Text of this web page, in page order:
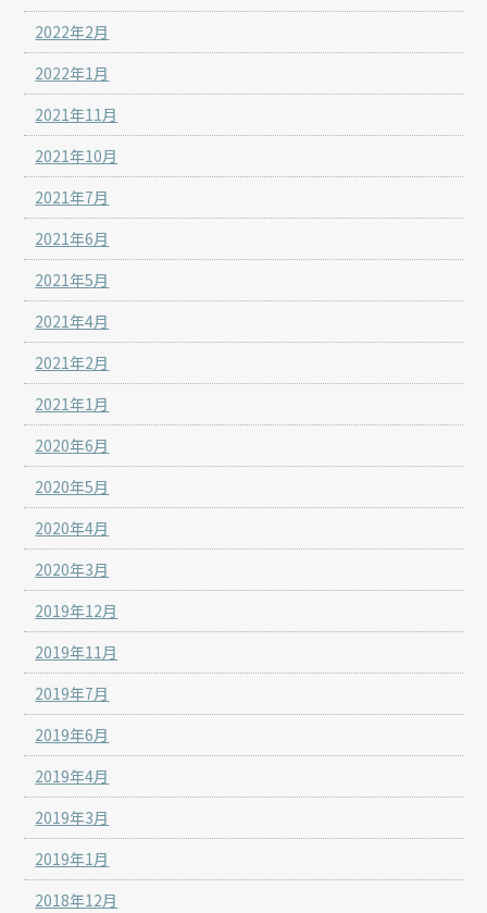
2022年2月
2022年1月
2021年11月
2021年10月
2021年7月
2021年6月
2021年5月
2021年4月
2021年2月
2021年1月
2020年6月
2020年5月
2020年4月
2020年3月
2019年12月
2019年11月
2019年7月
2019年6月
2019年4月
2019年3月
2019年1月
2018年12月